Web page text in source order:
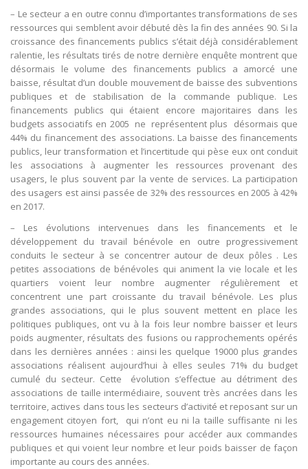
– Le secteur a en outre connu d’importantes transformations de ses
ressources qui semblent avoir débuté dès la fin des années 90. Si la
croissance des financements publics s’était déjà considérablement
ralentie, les résultats tirés de notre dernière enquête montrent que
désormais le volume des financements publics a amorcé une
baisse, résultat d’un double mouvement de baisse des subventions
publiques et de stabilisation de la commande publique. Les
financements publics qui étaient encore majoritaires dans les
budgets associatifs en 2005 ne représentent plus désormais que
44% du financement des associations. La baisse des financements
publics, leur transformation et l’incertitude qui pèse eux ont conduit
les associations à augmenter les ressources provenant des
usagers, le plus souvent par la vente de services. La participation
des usagers est ainsi passée de 32% des ressources en 2005 à 42%
en 2017.
– Les évolutions intervenues dans les financements et le
développement du travail bénévole en outre progressivement
conduits le secteur à se concentrer autour de deux pôles . Les
petites associations de bénévoles qui animent la vie locale et les
quartiers voient leur nombre augmenter régulièrement et
concentrent une part croissante du travail bénévole. Les plus
grandes associations, qui le plus souvent mettent en place les
politiques publiques, ont vu à la fois leur nombre baisser et leurs
poids augmenter, résultats des fusions ou rapprochements opérés
dans les dernières années : ainsi les quelque 19000 plus grandes
associations réalisent aujourd’hui à elles seules 71% du budget
cumulé du secteur. Cette évolution s’effectue au détriment des
associations de taille intermédiaire, souvent très ancrées dans les
territoire, actives dans tous les secteurs d’activité et reposant sur un
engagement citoyen fort, qui n’ont eu ni la taille suffisante ni les
ressources humaines nécessaires pour accéder aux commandes
publiques et qui voient leur nombre et leur poids baisser de façon
importante au cours des années.